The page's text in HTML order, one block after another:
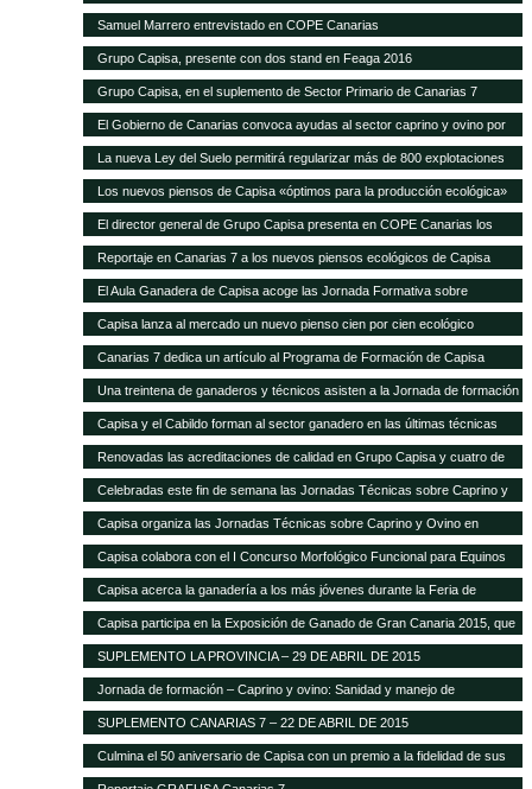
Samuel Marrero entrevistado en COPE Canarias
Grupo Capisa, presente con dos stand en Feaga 2016
Grupo Capisa, en el suplemento de Sector Primario de Canarias 7
El Gobierno de Canarias convoca ayudas al sector caprino y ovino por
seis millones de euros
La nueva Ley del Suelo permitirá regularizar más de 800 explotaciones
agrícolas y ganaderas
Los nuevos piensos de Capisa «óptimos para la producción ecológica»
El director general de Grupo Capisa presenta en COPE Canarias los
nuevos piensos ecológicos
Reportaje en Canarias 7 a los nuevos piensos ecológicos de Capisa
El Aula Ganadera de Capisa acoge las Jornada Formativa sobre
Avicultura de Puesta
Capisa lanza al mercado un nuevo pienso cien por cien ecológico
Canarias 7 dedica un artículo al Programa de Formación de Capisa
Una treintena de ganaderos y técnicos asisten a la Jornada de formación
en vacuno de Capisa y el Cabildo de Gran Canaria
Capisa y el Cabildo forman al sector ganadero en las últimas técnicas
mundiales de alimentación y manejo de vacuno
Renovadas las acreditaciones de calidad en Grupo Capisa y cuatro de
sus empresas
Celebradas este fin de semana las Jornadas Técnicas sobre Caprino y
Ovino de Uga
Capisa organiza las Jornadas Técnicas sobre Caprino y Ovino en
Lanzarote
Capisa colabora con el I Concurso Morfológico Funcional para Equinos
Capisa acerca la ganadería a los más jóvenes durante la Feria de
Ganado Selecto 2015
Capisa participa en la Exposición de Ganado de Gran Canaria 2015, que
contará con mil cabezas selectas de la isla
SUPLEMENTO LA PROVINCIA – 29 DE ABRIL DE 2015
Jornada de formación – Caprino y ovino: Sanidad y manejo de
alimentación
SUPLEMENTO CANARIAS 7 – 22 DE ABRIL DE 2015
Culmina el 50 aniversario de Capisa con un premio a la fidelidad de sus
clientes